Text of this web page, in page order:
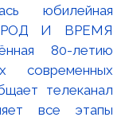
юбилейная
И ВРЕМЯ
80-летию
современных
телеканал
все этапы